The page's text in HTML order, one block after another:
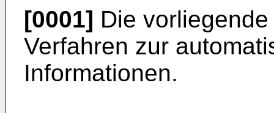
[0001] Die
Verfahren zur
Informationen.